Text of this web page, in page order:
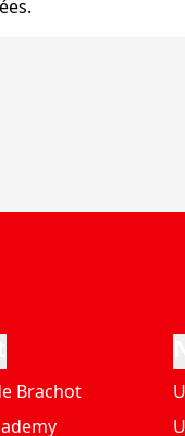
Brachot